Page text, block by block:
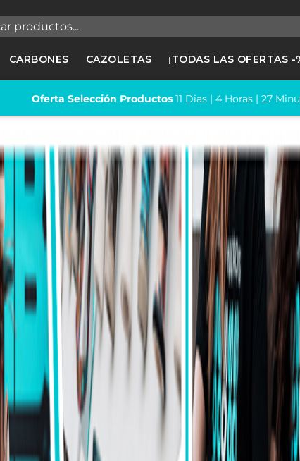
CARBONES CAZOLETAS ¡TODAS LAS OFERTAS -
Oferta Selección Productos 11 Dias | 4Horas | 27
Registrarse
Necesitas hacer login para guardar productos en tu lista de